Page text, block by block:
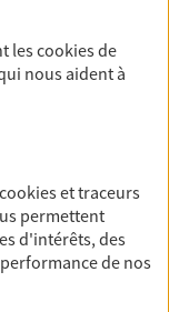
l'abri d'un
et vos
votre
lescookiesde
nous aident à
cookies et traceurs
permettent
d'intérêts, des
de nos